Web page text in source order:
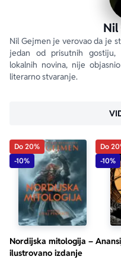
Nil
Nil Gejmen je verovao da je
jedan od prisutnih gostiju,
lokalnih novina, nije
literarno stvaranje.
Do 20%
-10%
Nordijska mitologija –
ilustrovano izdanje
Do
-10%